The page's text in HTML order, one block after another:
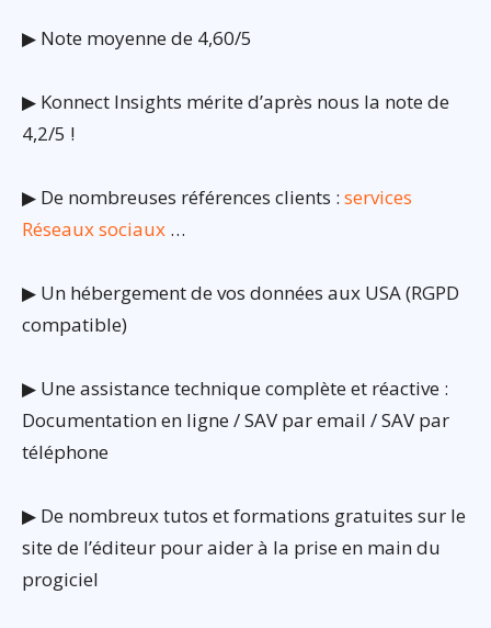
▶ Note moyenne de 4,60/5
▶ Konnect Insights mérite d’après nous la note de
4,2/5 !
▶ De nombreuses références clients : services
Réseaux sociaux …
▶ Un hébergement de vos données aux USA (RGPD
compatible)
▶ Une assistance technique complète et réactive :
Documentation en ligne / SAV par email / SAV par
téléphone
▶ De nombreux tutos et formations gratuites sur le
site de l’éditeur pour aider à la prise en main du
progiciel